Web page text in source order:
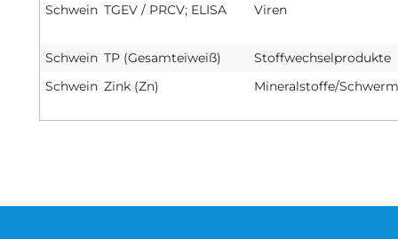
Schwein TGEV / PRCV; ELISA Viren
Schwein TP (Gesamteiweiß)
Stoffwechselprodukte
Schwein Zink (Zn) Mineralstoffe/